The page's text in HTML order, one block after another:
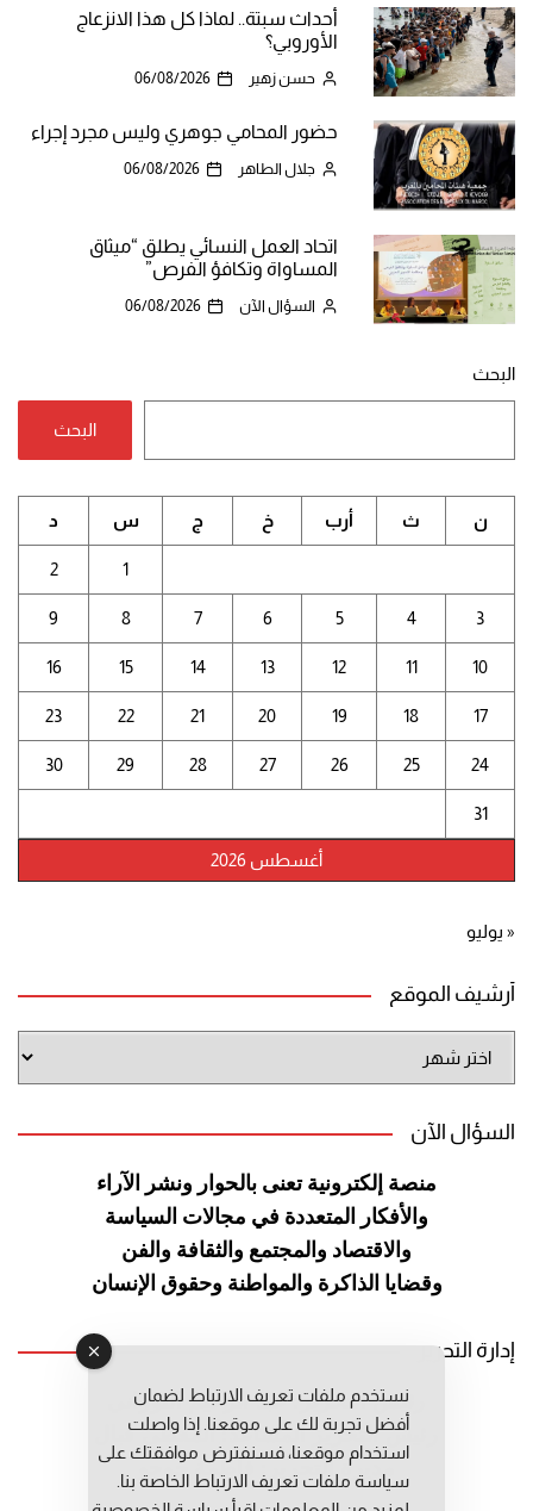
أحداث سبتة.. لماذا كل هذا الانزعاج
الأوروبي؟
حسن زهير 06/08/2026
حضور المحامي جوهري وليس مجرد إجراء
جلال الطاهر 06/08/2026
اتحاد العمل النسائي يطلق “ميثاق
المساواة وتكافؤ الفرص”
السؤال الآن 06/08/2026
البحث
البحث
أغسطس 2026
ن ث أرب خ ج س د
1
2
3
4
5
6
7
8
9
10
11
12
13
14
15
16
17
18
19
20
21
22
23
24
25
26
27
28
29
30
31
« يوليو
أرشيف الموقع
الموقع
السؤال الآن
منصة إلكترونية تعنى بالحوار ونشر الآراء
والأفكار المتعددة في مجالات السياسة
والاقتصاد والمجتمع والثقافة والفن
وقضايا الذاكرة والمواطنة وحقوق الإنسان
إدارة التحرير
رئيس التحرير: عبد الرحيم التوراني
رئيس التحرير المساعد: المعطي قبال
مديرة التحرير: فاطمة حوحو
نستخدم ملفات تعريف الارتباط لضمان
أفضل تجربة لك على موقعنا. إذا واصلت
استخدام موقعنا، فسنفترض موافقتك على
سياسة ملفات تعريف الارتباط الخاصة بنا.